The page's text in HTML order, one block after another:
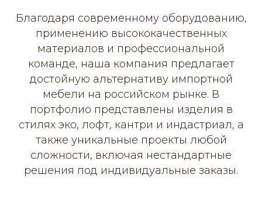
Благодаря современному оборудованию,
применению высококачественных
материалов и профессиональной
команде, наша компания предлагает
достойную альтернативу импортной
мебели на российском рынке. В
портфолио представлены изделия в
стилях эко, лофт, кантри и индастриал, а
также уникальные проекты любой
сложности, включая нестандартные
решения под индивидуальные заказы.